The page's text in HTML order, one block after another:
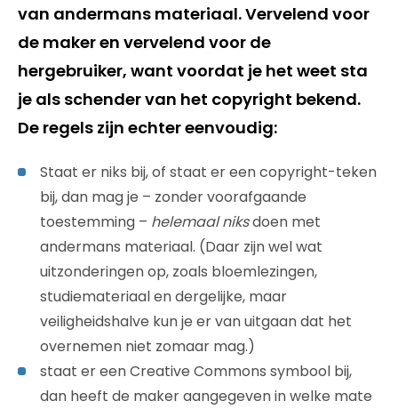
van andermans materiaal. Vervelend voor
de maker en vervelend voor de
hergebruiker, want voordat je het weet sta
je als schender van het copyright bekend.
De regels zijn echter eenvoudig:
Staat er niks bij, of staat er een copyright-teken
bij, dan mag je – zonder voorafgaande
toestemming – helemaal niksdoen met
andermans materiaal. (Daar zijn wel wat
uitzonderingen op, zoals bloemlezingen,
studiemateriaal en dergelijke, maar
veiligheidshalve kun je er van uitgaan dat het
overnemen niet zomaar mag.)
staat er een Creative Commons symbool bij,
dan heeft de maker aangegeven in welke mate